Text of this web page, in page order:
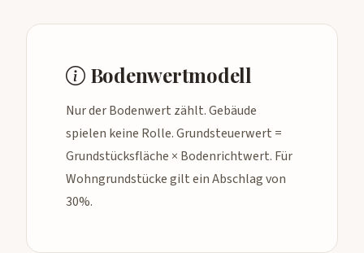
Bodenwertmodell
Nur der Bodenwert zählt. Gebäude
spielen keine Rolle. Grundsteuerwert =
Grundstücksfläche × Bodenrichtwert. Für
Wohngrundstücke gilt ein Abschlag von
30%.